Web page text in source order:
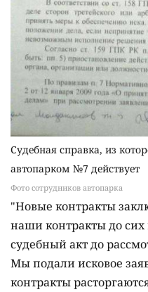
Фото сотрудников автопарка
Судебная справка, из
автопарком №7 действует
"Новые контракты
наши контракты до сих
судебный акт до
Мы подали исковое
контракты